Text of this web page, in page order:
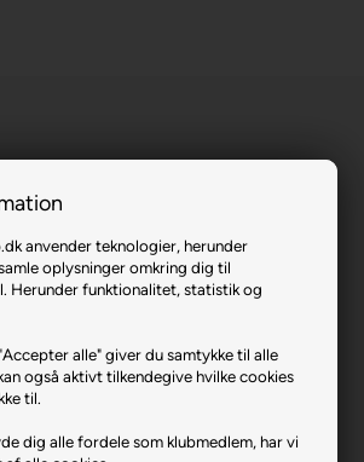
anvender teknologier, herunder
oplysninger omkring dig til
Herunder funktionalitet, statistik og
alle" giver du samtykke til alle
også aktivt tilkendegive hvilke cookies
til.
dig alle fordele som klubmedlem, har vi
300
36